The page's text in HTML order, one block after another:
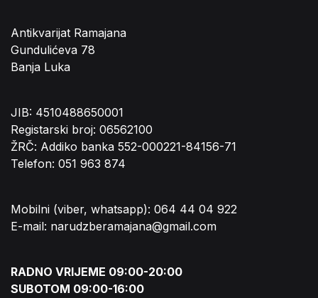
Antikvarijat Ramajana
Gundulićeva 78
Banja Luka
JIB: 4510488650001
Registarski broj: 06562100
ŽRČ: Addiko banka 552-000221-84156-71
Telefon: 051 963 874
Mobilni (viber, whatsapp): 064 44 04 922
E-mail: narudzberamajana@gmail.com
RADNO VRIJEME 09:00-20:00
SUBOTOM 09:00-16:00